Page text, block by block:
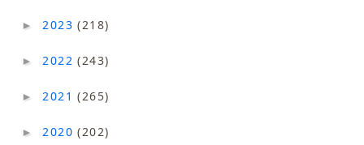
► 2023(218)
► 2022(243)
► 2021(265)
► 2020(202)